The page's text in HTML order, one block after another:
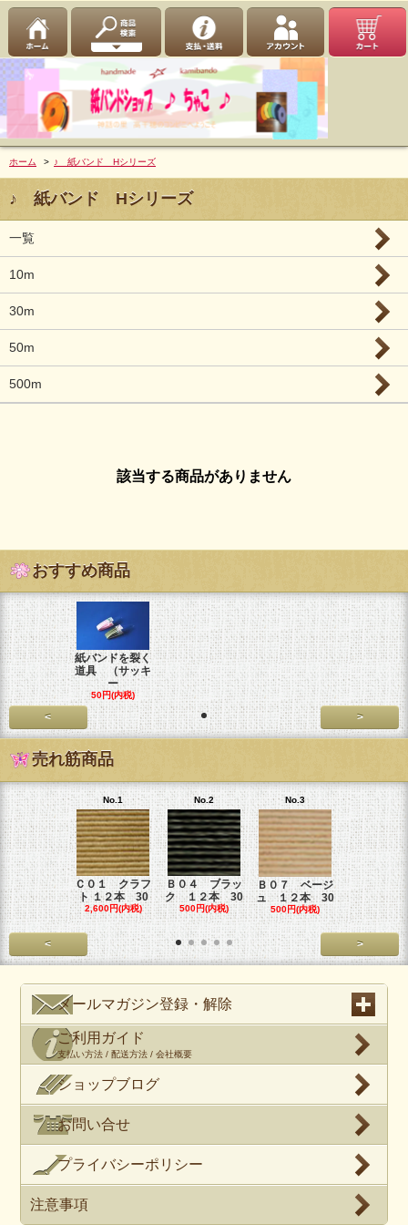
ホーム > ♪ 紙バンド Hシリーズ
♪ 紙バンド Hシリーズ
一覧
10m
30m
50m
500m
該当する商品がありません
おすすめ商品
紙バンドを裂く
道具 （サッキ
ー
50円(内税)
< >
売れ筋商品
No.1
Ｃ０１ クラフ
ト １２本 30
2,600円(内税)
No.2
Ｂ０４ ブラッ
ク １２本 30
500円(内税)
No.3
Ｂ０７ ベージ
ュ １２本 30
500円(内税)
No.4
Ｂ０６ カ
オーレ
本
500円(内
< >
メールマガジン登録・解除
ご利用ガイド
支払い方法 / 配送方法 / 会社概要
ショップブログ
お問い合せ
プライバシーポリシー
注意事項